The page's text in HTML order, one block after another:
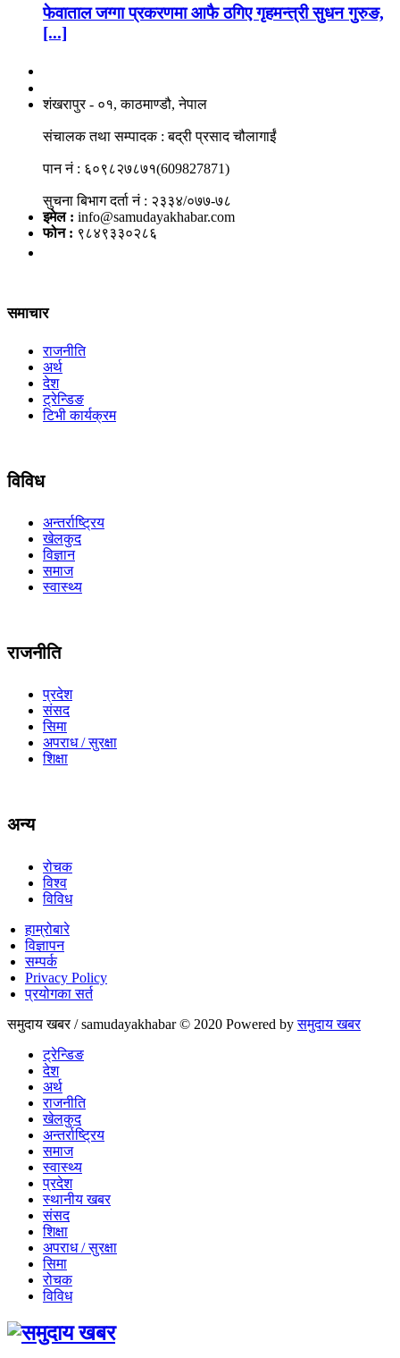
फेवाताल जग्गा प्रकरणमा आफै ठगिए गृहमन्त्री सुधन गुरुङ,
[...]
शंखरापुर - ०१, काठमाण्डौ, नेपाल
संचालक तथा सम्पादक : बद्री प्रसाद चौलागाईं
पान नं : ६०९८२७८७१(609827871)
सुचना बिभाग दर्ता नं : २३३४/०७७-७८
इमेल : info@samudayakhabar.com
फोन : ९८४९३३०२८६
समाचार
राजनीति
अर्थ
देश
ट्रेन्डिङ
टिभी कार्यक्रम
विविध
अन्तर्राष्ट्रिय
खेलकुद
विज्ञान
समाज
स्वास्थ्य
राजनीति
प्रदेश
संसद
सिमा
अपराध / सुरक्षा
शिक्षा
अन्य
रोचक
विश्व
विविध
हाम्रोबारे
विज्ञापन
सम्पर्क
Privacy Policy
प्रयोगका सर्त
समुदाय खबर / samudayakhabar © 2020 Powered byसमुदाय खबर
ट्रेन्डिङ
देश
अर्थ
राजनीति
खेलकुद
अन्तर्राष्ट्रिय
समाज
स्वास्थ्य
प्रदेश
स्थानीय खबर
संसद
शिक्षा
अपराध / सुरक्षा
सिमा
रोचक
विविध